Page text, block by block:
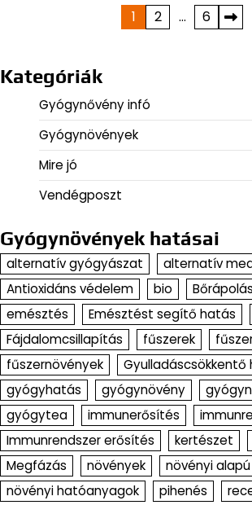
1 2 … 6
Kategóriák
Gyógynővény infó
Gyógynövények
Mire jó
Vendégposzt
Gyógynövények hatásai
alternatív gyógyászat alternatív
Antioxidáns védelem
bio Bőrápolás
emésztés
Emésztést segítő hatás
Fájdalomcsillapítás
fűszerek
fűszernövények
Gyulladáscsökkentő
gyógyhatás
gyógynövény
gyógytea
immunerősítés
Immunrendszer erősítés
kertészet
Megfázás
növények
növényi alapú
növényi hatóanyagok
pihenés